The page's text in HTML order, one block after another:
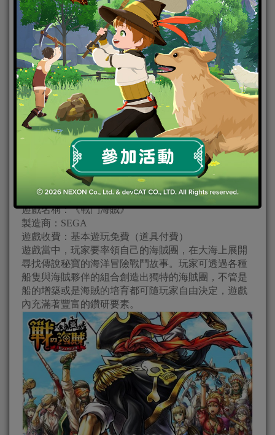
iOS下載連結
遊戲名稱：《戰鬥海賊》
製造商：SEGA
遊戲收費：基本遊玩免費（道具付費）
遊戲當中，玩家要率領自己的海賊團，在大海上展開
尋找傳說秘寶的海洋冒險戰鬥故事。玩家可透過各種
船隻與海賊夥伴的組合創造出獨特的海賊團，不管是
船的增築或是海賊的培育都可隨玩家自由決定，遊戲
內充滿著豐富的鑽研要素。